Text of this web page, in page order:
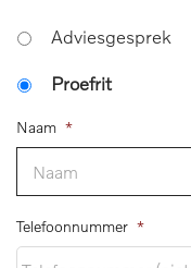
Adviesgesprek
Proefrit
Naam *
Telefoonnummer *